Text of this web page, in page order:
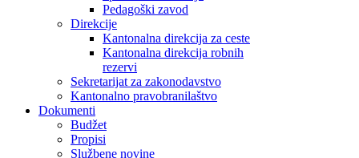
Pedagoški zavod
Direkcije
Kantonalna direkcija za ceste
Kantonalna direkcija robnih
rezervi
Sekretarijat za zakonodavstvo
Kantonalno pravobranilaštvo
Dokumenti
Budžet
Propisi
Službene novine